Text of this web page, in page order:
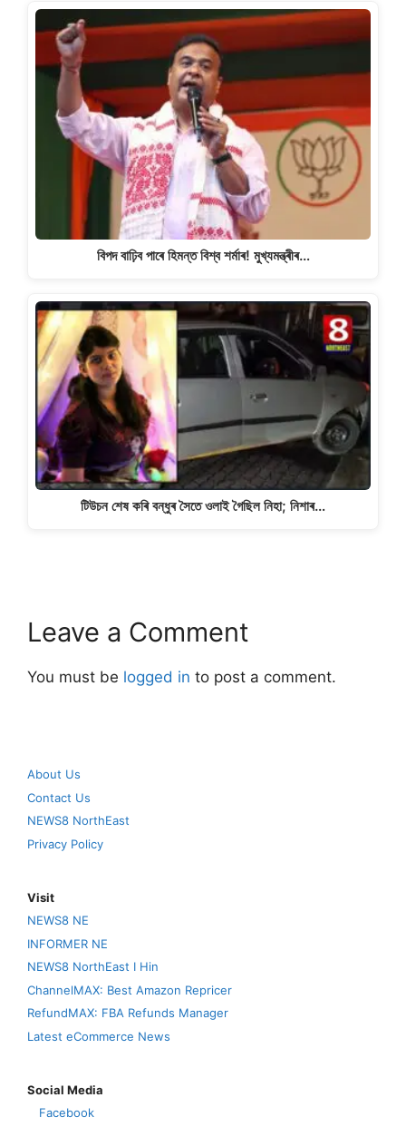
বিপদ বাঢ়িব পাৰে হিমন্ত বিশ্ব শৰ্মাৰ! মুখ্যমন্ত্ৰীৰ…
টিউচন শেষ কৰি বন্ধুৰ সৈতে ওলাই গৈছিল নিহা; নিশাৰ…
Leave a Comment
You must be logged in to post a comment.
About Us
Contact Us
NEWS8 NorthEast
Privacy Policy
Visit
NEWS8 NE
INFORMER NE
NEWS8 NorthEast I Hin
ChannelMAX: Best Amazon Repricer
RefundMAX: FBA Refunds Manager
Latest eCommerce News
Social Media
Facebook